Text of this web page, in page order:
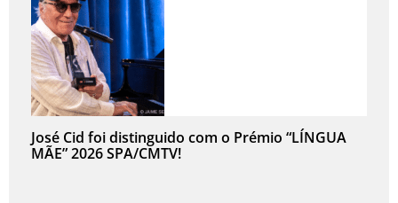
José Cid foi distinguido com o Prémio “LÍNGUA
MÃE” 2026 SPA/CMTV!